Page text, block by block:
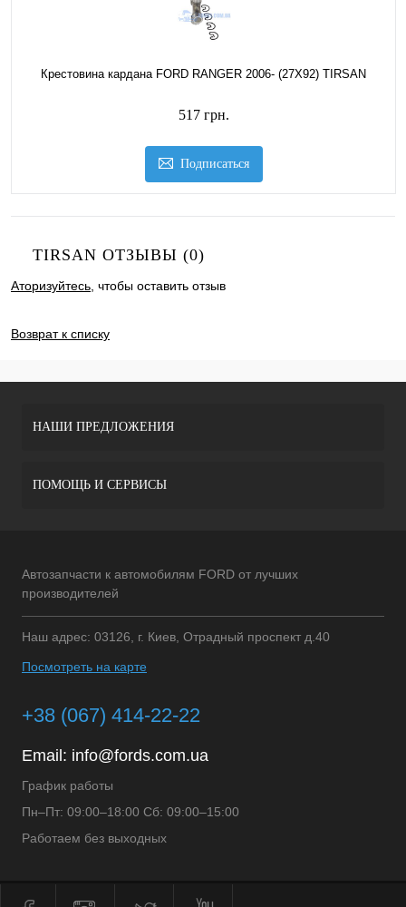
Крестовина кардана FORD RANGER 2006- (27X92) TIRSAN
517 грн.
Подписаться
TIRSAN ОТЗЫВЫ (0)
Аторизуйтесь , чтобы оставить отзыв
Возврат к списку
НАШИ ПРЕДЛОЖЕНИЯ
ПОМОЩЬ И СЕРВИСЫ
Автозапчасти к автомобилям FORD от лучших
производителей
Наш адрес: 03126, г. Киев, Отрадный проспект д.40
Посмотреть на карте
+38 (067) 414-22-22
Email: info@fords.com.ua
График работы
Пн–Пт: 09:00–18:00 Сб: 09:00–15:00
Работаем без выходных